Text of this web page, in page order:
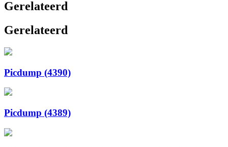
Gerelateerd
Gerelateerd
Picdump (4390)
Picdump (4389)